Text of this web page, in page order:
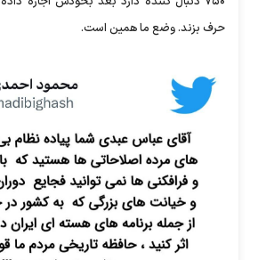
حرف بزند. وضع ما همین است.